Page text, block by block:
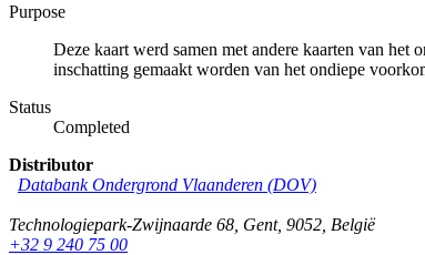
Purpose
Deze kaart werd samen met andere kaarten van het
inschatting gemaakt worden van het ondiepe
Status
Completed
Distributor
Databank Ondergrond Vlaanderen (DOV)
Technologiepark-Zwijnaarde 68 Gent, 9052 België
+32 9 240 75 00